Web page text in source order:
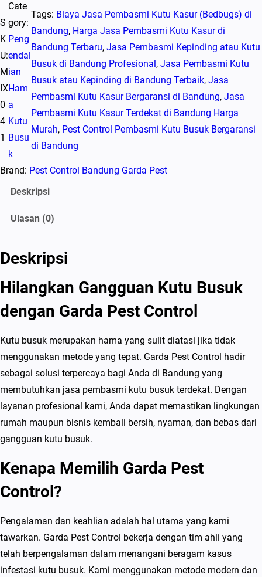
S
K
U:
M
IX
0
4
1
Cate
gory:
Peng
endal
ian
Ham
a
Kutu
Busu
k
Tags: Biaya Jasa Pembasmi Kutu Kasur (Bedbugs) di
Bandung, Harga Jasa Pembasmi Kutu Kasur di
Bandung Terbaru, Jasa Pembasmi Kepinding atau Kutu
Busuk di Bandung Profesional , Jasa Pembasmi Kutu
Busuk atau Kepinding di Bandung Terbaik, Jasa
Pembasmi Kutu Kasur Bergaransi di Bandung, Jasa
Pembasmi Kutu Kasur Terdekat di Bandung Harga
Murah, Pest Control Pembasmi Kutu Busuk Bergaransi
di Bandung
Brand: Pest Control Bandung Garda Pest
Deskripsi
Ulasan (0)
Deskripsi
Hilangkan Gangguan Kutu Busuk
dengan Garda Pest Control
Kutu busuk merupakan hama yang sulit diatasi jika tidak
menggunakan metode yang tepat. Garda Pest Control hadir
sebagai solusi terpercaya bagi Anda di Bandung yang
membutuhkan jasa pembasmi kutu busuk terdekat. Dengan
layanan profesional kami, Anda dapat memastikan lingkungan
rumah maupun bisnis kembali bersih, nyaman, dan bebas dari
gangguan kutu busuk.
Kenapa Memilih Garda Pest
Control?
Pengalaman dan keahlian adalah hal utama yang kami
tawarkan. Garda Pest Control bekerja dengan tim ahli yang
telah berpengalaman dalam menangani beragam kasus
infestasi kutu busuk. Kami menggunakan metode modern dan